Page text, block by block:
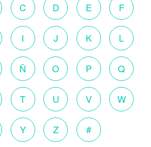
C D E F
I J K L
Ñ O P Q
T U V W
Y Z #